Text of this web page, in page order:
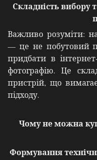
Складність вибору
Важливо розуміти:
— це не побутовий
придбати в
фотографію. Це
пристрій, що
підходу.
Чому не можна
Формування